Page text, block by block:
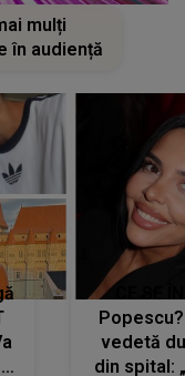
mulți
în audiență
vedetă
din spital: